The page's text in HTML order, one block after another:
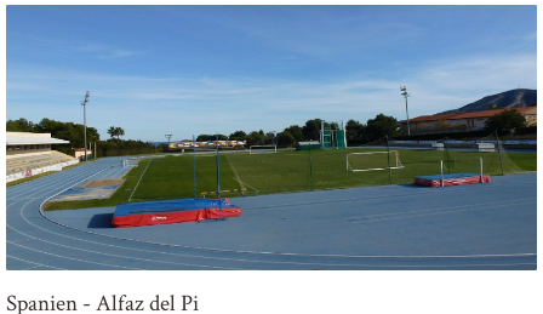
Spanien - Alfaz del Pi